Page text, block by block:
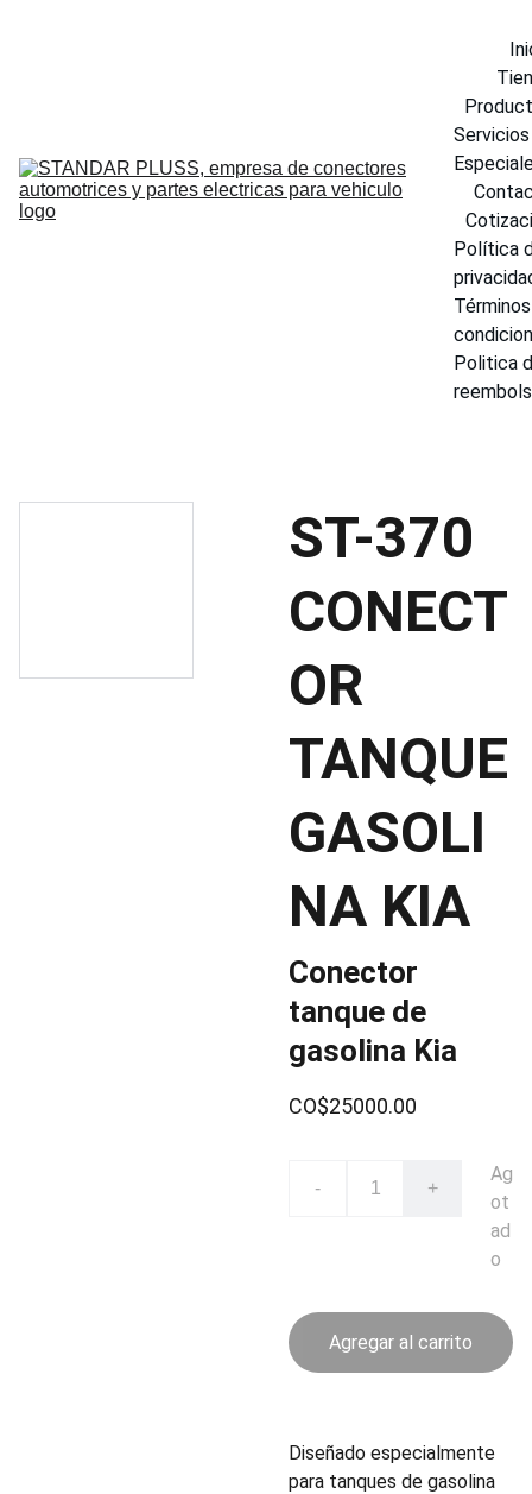
Servicios
Política
Politica
ST-370
CONECT
OR
TANQUE
GASOLI
NA KIA
Conector
tanque de
gasolina Kia
CO$25000.00
- +
Ag
ot
ad
o
Agregar al carrito
Diseñado especialmente
para tanques de gasolina